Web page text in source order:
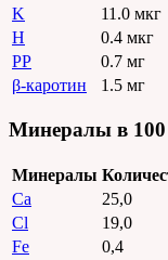
K
11.0 мкг
H
0.4 мкг
PP
0.7 мг
β-каротин
1.5 мг
Минералы в
Минералы
Ca
25,0
Cl
19,0
Fe
0,4